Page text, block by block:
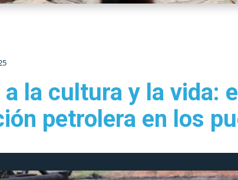
a la cultura y la vida:
petrolera en los